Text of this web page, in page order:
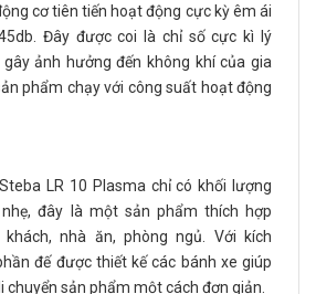
cơ tiên tiến hoạt động cực kỳ êm ái
Đây được coi là chỉ số cực kì lý
ảnh hưởng đến không khí của gia
phẩm chạy với công suất hoạt động
LR 10 Plasma chỉ có khối lượng
đây là một sản phẩm thích hợp
nhà ăn, phòng ngủ. Với kích
đế được thiết kế các bánh xe giúp
chuyển sản phẩm một cách đơn giản.